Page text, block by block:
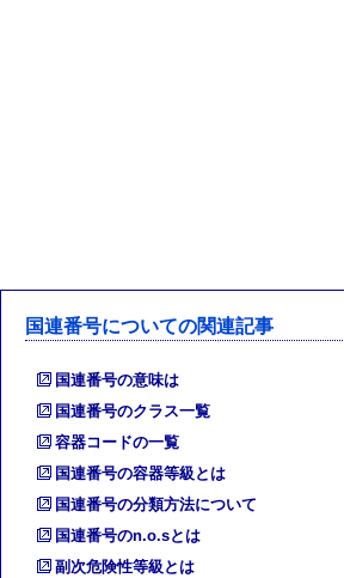
国連番号についての関連記事
国連番号の意味は
国連番号のクラス一覧
容器コードの一覧
国連番号の容器等級とは
国連番号の分類方法について
国連番号のn.o.sとは
副次危険性等級とは